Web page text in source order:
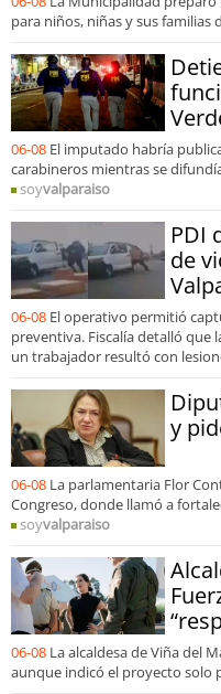
para niños, niñas y sus familias
06-08 El imputado habría
carabineros mientras se
soyvalparaiso
PDI
de
06-08 El operativo permitió
preventiva. Fiscalía detalló que
un trabajador resultó con
y
06-08 La parlamentaria Flor
Congreso, donde llamó a
soyvalparaiso
06-08 La alcaldesa de Viña del
aunque indicó el proyecto solo